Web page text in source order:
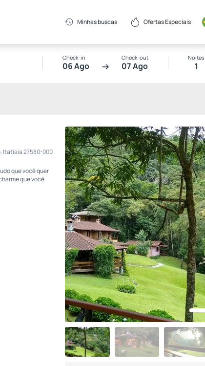
Minhas buscas Ofertas Especiais
Check-in
06 Ago
Check-out
07 Ago
Noites
1
Itatiaia 27580-000
que você quer
que você